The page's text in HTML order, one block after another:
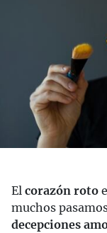
El corazón roto
muchos
decepciones